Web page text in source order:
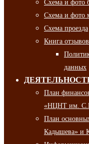
Схема и фото
Схема и фото
Схема проезда
Книга
данных
План
«НЦНТ им.
План
Кадышева» и